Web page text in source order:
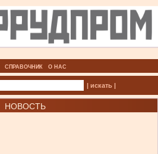
СПРАВОЧНИК О НАС
| искать |
НОВОСТЬ